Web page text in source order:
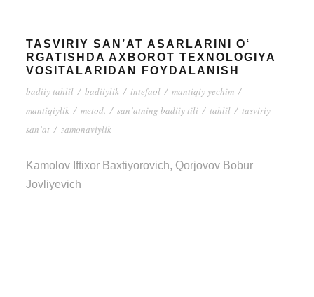
TASVIRIY SAN’AT ASARLARINI O‘
RGATISHDA AXBOROT TEXNOLOGIYA
VOSITALARIDAN FOYDALANISH
badiiy tahlil / badiiylik / intefaol / mantiqiy yechim /
mantiqiylik / metod. / san’atning badiiy tili / tahlil / tasviriy
san’at / zamonaviylik
Kamolov Iftixor Baxtiyorovich, Qorjovov Bobur
Jovliyevich